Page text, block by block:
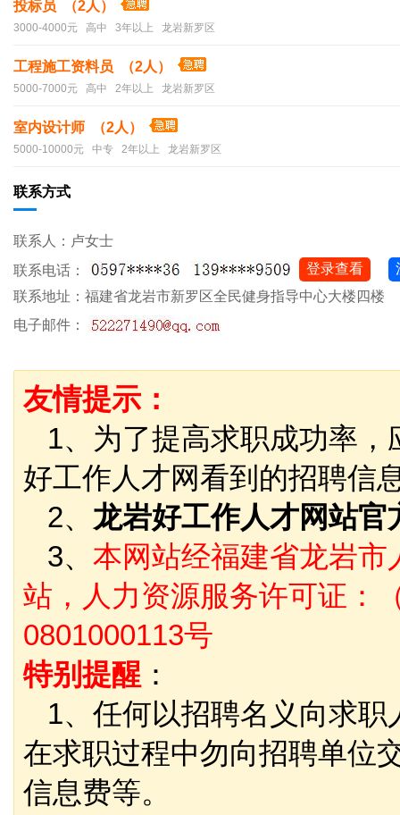
投标员 （2人）
3000-4000元 高中 3年以上 龙岩新罗区
工程施工资料员 （2人）
5000-7000元 高中 2年以上 龙岩新罗区
室内设计师 （2人）
5000-10000元 中专 2年以上 龙岩新罗区
联系方式
联系人：卢女士
联系电话：
登录查看
联系地址：福建省龙岩市新罗区全民健身指导中心大楼四楼
电子邮件：
友情提示：
1、为了提高求职成功率，
好工作人才网看到的招聘信
2、 龙岩好工作人才网站
3、 本网站经福建省龙岩
站，人力资源服务许可证：
0801000113号
特别提醒 ：
1、任何以招聘名义向求职
在求职过程中勿向招聘单位
信息费等。